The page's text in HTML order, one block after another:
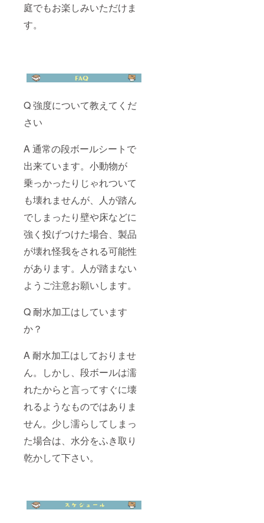
庭でもお楽しみいただけま
す。
Q 強度について教えてくだ
さい
A 通常の段ボールシートで
出来ています。小動物が
乗っかったりじゃれついて
も壊れませんが、人が踏ん
でしまったり壁や床などに
強く投げつけた場合、製品
が壊れ怪我をされる可能性
があります。人が踏まない
ようご注意お願いします。
Q 耐水加工はしています
か？
A 耐水加工はしておりませ
ん。しかし、段ボールは濡
れたからと言ってすぐに壊
れるようなものではありま
せん。少し濡らしてしまっ
た場合は、水分をふき取り
乾かして下さい。